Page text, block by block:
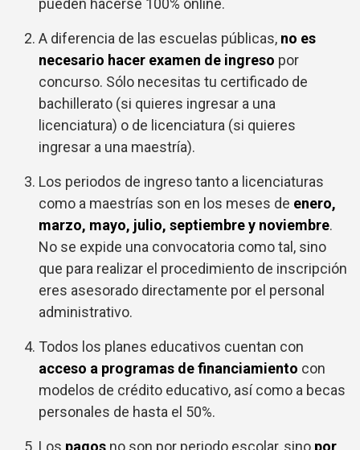
pueden hacerse 100% online.
A diferencia de las escuelas públicas, no es
necesario hacer examen de ingreso por
concurso. Sólo necesitas tu certificado de
bachillerato (si quieres ingresar a una
licenciatura) o de licenciatura (si quieres
ingresar a una maestría).
Los periodos de ingreso tanto a licenciaturas
como a maestrías son en los meses de enero,
marzo, mayo, julio, septiembre y noviembre.
No se expide una convocatoria como tal, sino
que para realizar el procedimiento de inscripción
eres asesorado directamente por el personal
administrativo.
Todos los planes educativos cuentan con
acceso a programas de financiamiento con
modelos de crédito educativo, así como a becas
personales de hasta el 50%.
Los pagos no son por periodo escolar, sino por